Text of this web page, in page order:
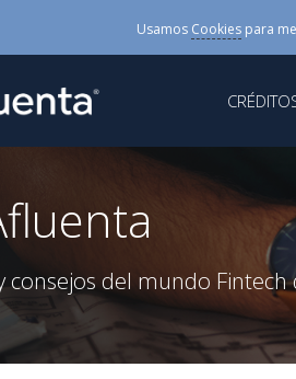
Usamos Cookiespara
consejos del mundo